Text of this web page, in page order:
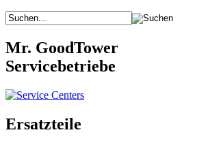
Mr. GoodTower
Servicebetriebe
Ersatzteile